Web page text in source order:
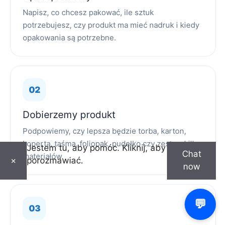
Napisz, co chcesz pakować, ile sztuk
potrzebujesz, czy produkt ma mieć nadruk i kiedy
opakowania są potrzebne.
Dobierzemy produkt
Podpowiemy, czy lepsza będzie torba, karton,
koperta, taśma, foliopak, pudełko czy zestaw kilku
materiałów.
×
Jestem tu, aby pomóc. Kliknij, aby
porozmawiać.
Chat
now